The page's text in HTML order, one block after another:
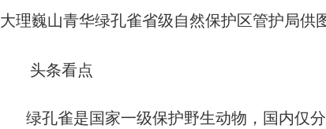
大理巍山青华绿孔雀省级自然保护区管护局供
头条看点
绿孔雀是国家一级保护野生动物，国内仅分